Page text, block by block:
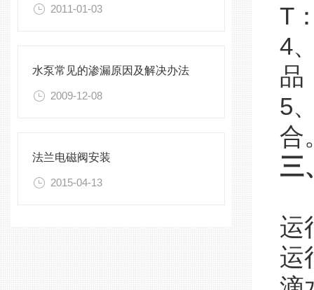
2011-01-03
水泵常见的渗漏原因及解决办法
2009-12-08
法兰电磁阀安装
2015-04-13
T
4
品
5
合
三
运
运